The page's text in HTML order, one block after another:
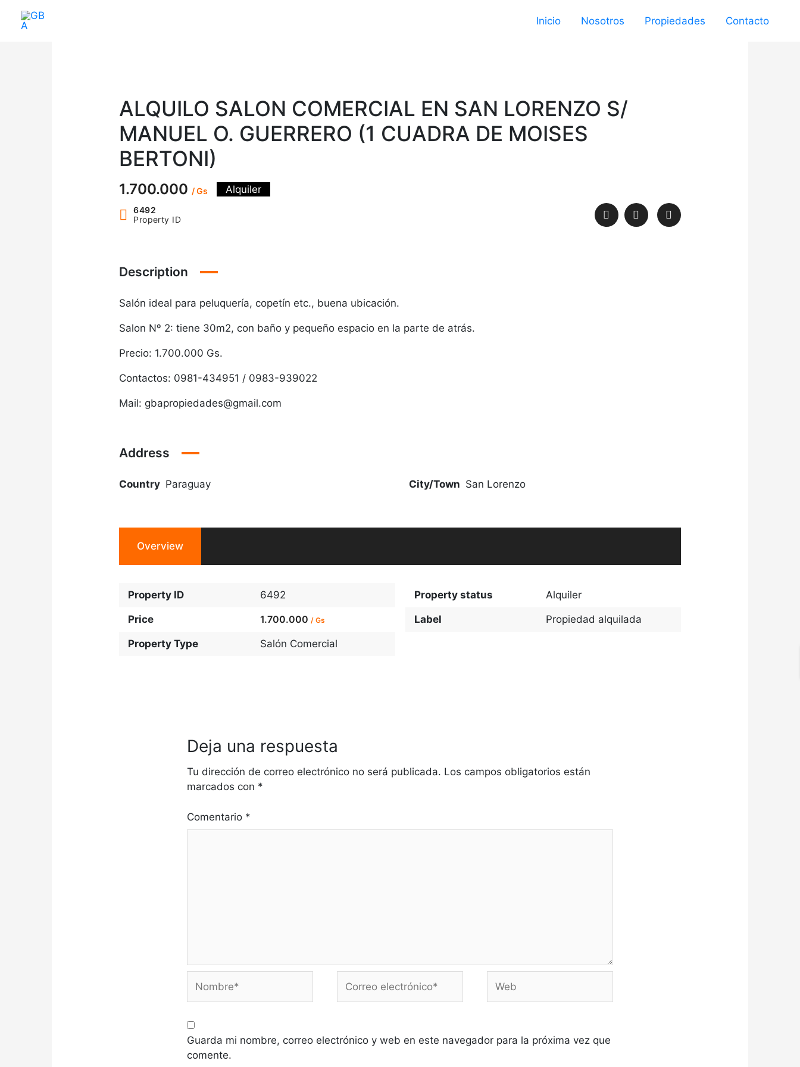
Inicio Nosotros Propiedades Contacto
ALQUILO SALON COMERCIAL EN SAN LORENZO S/
MANUEL O. GUERRERO (1 CUADRA DE MOISES
BERTONI)
1.700.000 / Gs Alquiler
6492
Property ID
Description
Salón ideal para peluquería, copetín etc., buena ubicación.
Salon Nº 2: tiene 30m2, con baño y pequeño espacio en la parte de atrás.
Precio: 1.700.000 Gs.
Contactos: 0981-434951 / 0983-939022
Mail: gbapropiedades@gmail.com
Address
Country Paraguay City/Town San Lorenzo
Overview
Property ID 6492
Price 1.700.000 / Gs
Property Type Salón Comercial
Property status Alquiler
Label Propiedad alquilada
Deja una respuesta
Tu dirección de correo electrónico no será publicada. Los campos obligatorios están
marcados con *
Comentario *
electrónico*
Guarda mi nombre, correo electrónico y web en este navegador para la próxima vez que
comente.